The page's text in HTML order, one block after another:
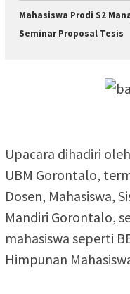
Mahasiswa Prodi S2
Seminar Proposal Tesis
Upacara dihadiri
UBM Gorontalo,
Dosen, Mahasiswa,
Mandiri Gorontalo,
mahasiswa seperti
Himpunan